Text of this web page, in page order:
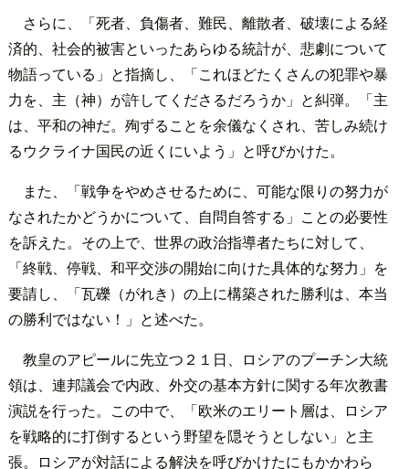
さらに、「死者、負傷者、難民、離散者、破壊による経
済的、社会的被害といったあらゆる統計が、悲劇について
物語っている」と指摘し、「これほどたくさんの犯罪や暴
力を、主（神）が許してくださるだろうか」と糾弾。「主
は、平和の神だ。殉ずることを余儀なくされ、苦しみ続け
るウクライナ国民の近くにいよう」と呼びかけた。
また、「戦争をやめさせるために、可能な限りの努力が
なされたかどうかについて、自問自答する」ことの必要性
を訴えた。その上で、世界の政治指導者たちに対して、
「終戦、停戦、和平交渉の開始に向けた具体的な努力」を
要請し、「瓦礫（がれき）の上に構築された勝利は、本当
の勝利ではない！」と述べた。
教皇のアピールに先立つ２１日、ロシアのプーチン大統
領は、連邦議会で内政、外交の基本方針に関する年次教書
演説を行った。この中で、「欧米のエリート層は、ロシア
を戦略的に打倒するという野望を隠そうとしない」と主
張。ロシアが対話による解決を呼びかけたにもかかわら